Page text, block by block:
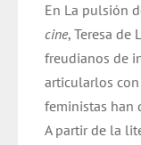
era:
$
En La pulsión
cine, Teresa de
freudianos de
articularlos
feministas han
A partir de la